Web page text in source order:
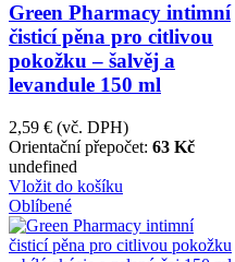
Green Pharmacy intimní
čisticí pěna pro citlivou
pokožku – šalvěj a
levandule 150 ml
2,59 € (vč. DPH)
Orientační přepočet: 63 Kč
undefined
Vložit do košíku
Oblíbené